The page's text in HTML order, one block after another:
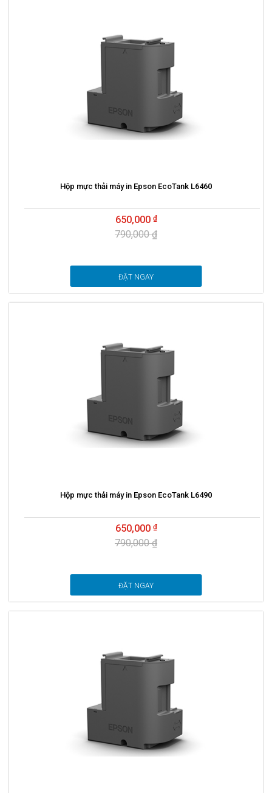
Hộp mực thải máy in Epson EcoTank L6460
650,000
790,000 ₫
ĐẶT NGAY
Hộp mực thải máy in Epson EcoTank L6490
650,000
790,000 ₫
ĐẶT NGAY